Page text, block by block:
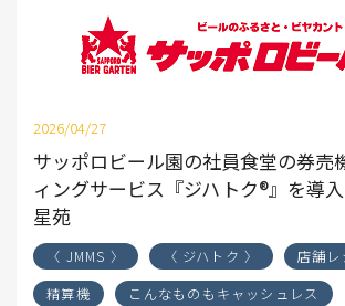
2026/04/27
サッポロビール園の社員食堂の券売
ィングサービス『ジハトク®』を導
星苑
〈 JMMS 〉 〈 ジハトク 〉
店舗レ
精算機
こんなものもキャッシュレス